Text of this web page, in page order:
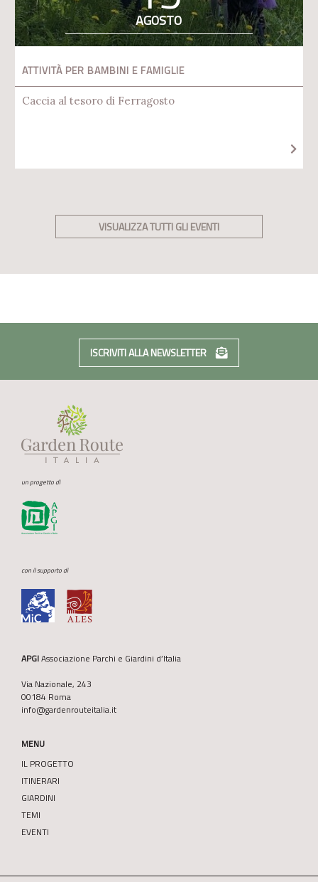
AGOSTO
ATTIVITÀ PER BAMBINI E FAMIGLIE
Caccia al tesoro di Ferragosto
VISUALIZZA TUTTI GLI EVENTI
ISCRIVITI ALLA NEWSLETTER
un progetto di
con il supporto di
APGIAssociazione Parchi e Giardini d’Italia
Via Nazionale, 243
00184 Roma
info@gardenrouteitalia.it
MENU
IL PROGETTO
ITINERARI
GIARDINI
TEMI
EVENTI